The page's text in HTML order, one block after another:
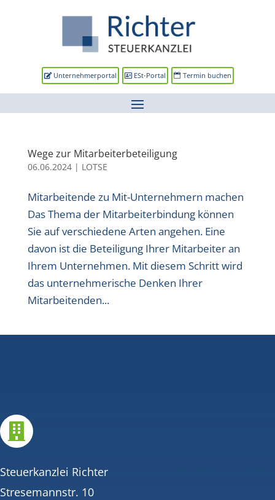
Unternehmerportal ESt-Portal Termin buchen
Wege zur Mitarbeiterbeteiligung
06.06.2024| LOTSE
Mitarbeitende zu Mit-Unternehmern machen
Das Thema der Mitarbeiterbindung können
Sie auf verschiedene Arten angehen. Eine
davon ist die Beteiligung Ihrer Mitarbeiter an
Ihrem Unternehmen. Mit diesem Schritt wird
das unternehmerische Denken Ihrer
Mitarbeitenden...

Steuerkanzlei Richter
Stresemannstr. 10